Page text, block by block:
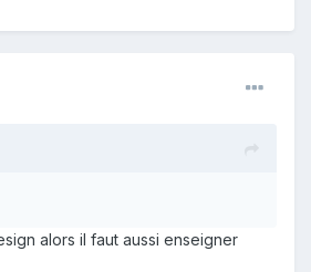
alors il faut aussi enseigner